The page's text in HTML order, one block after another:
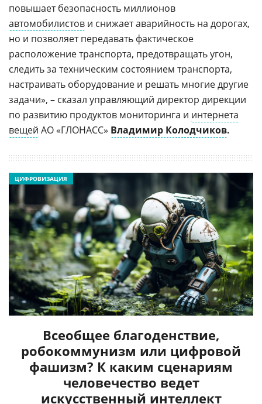
повышает безопасность миллионов
автомобилистов и снижает аварийность на дорогах,
но и позволяет передавать фактическое
расположение транспорта, предотвращать угон,
следить за техническим состоянием транспорта,
настраивать оборудование и решать многие другие
задачи», – сказал управляющий директор дирекции
по развитию продуктов мониторинга и интернета
вещей АО «ГЛОНАСС» Владимир Колодчиков.
Всеобщее благоденствие,
робокоммунизм или цифровой
фашизм? К каким сценариям
человечество ведет
искусственный интеллект
ЦИФРОВИЗАЦИЯ